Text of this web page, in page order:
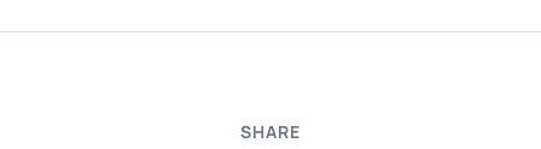
SHARE